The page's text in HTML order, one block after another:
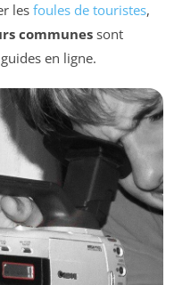
les foules de touristes,
communessont
en ligne.